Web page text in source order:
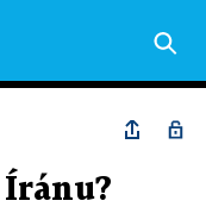
Íránu?